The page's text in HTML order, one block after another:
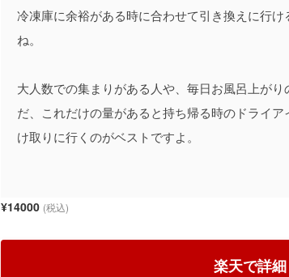
冷凍庫に余裕がある時に合わせて引き換えに行
ね。
大人数での集まりがある人や、毎日お風呂上が
だ、これだけの量があると持ち帰る時のドライ
け取りに行くのがベストですよ。
¥14000 (税込)
楽天で詳